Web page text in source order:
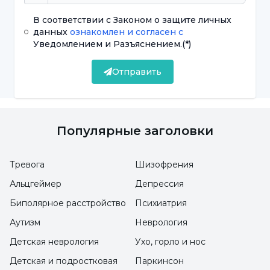
контакте со стопой,симптомы жжения
стопыможно перечислить следующим
образом:
Повышенное и усиленное ощущение
Резкое ощущение боли
Ощущение тяжести в ногах
Тупая боль в ступнях
Покраснение кожи или сильный жар
В соответствии с Законом о защите личных
данныхознакомлен и согласен с
Уведомлением и Разъяснением.(*)
Отправить
Популярные заголовки
Тревога
Альцгеймер
Биполярное расстройство
Аутизм
Детская неврология
Шизофрения
Депрессия
Психиатрия
Неврология
Ухо, горло и нос
Детская и подростковая
Паркинсон